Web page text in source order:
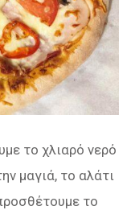
το χλιαρό νερό
μαγιά, το αλάτι
το